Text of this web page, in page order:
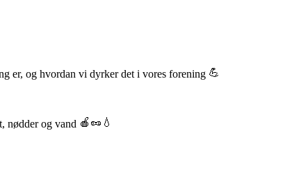
er, og hvordan vi dyrker det i vores forening
nødder og vand